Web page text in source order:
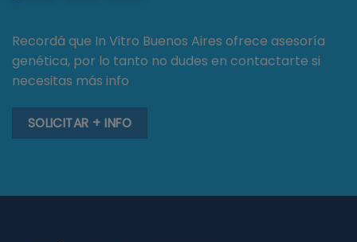
Recordá que In Vitro Buenos Aires ofrece asesoría
genética, por lo tanto no dudes en contactarte si
necesitas más info
SOLICITAR + INFO